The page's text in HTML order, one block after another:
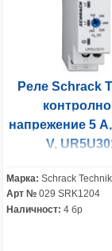
Реле Schrack
контролно
напрежение 5
V,
Марка: Schrack Technik
Арт № 029 SRK1204
Наличност: 4 бр